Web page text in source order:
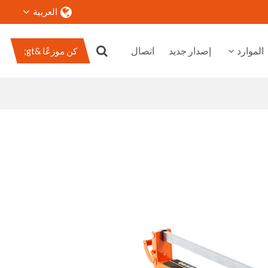
العربية
الموارد إصدار جديد اتصال كن موزعًا &gt;